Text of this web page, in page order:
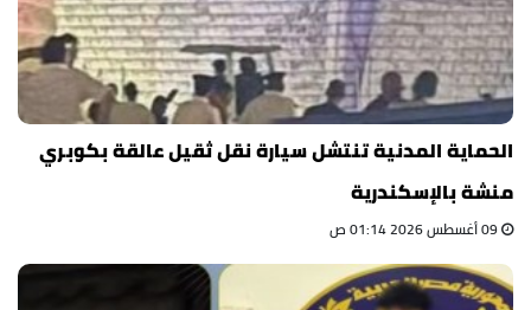
الحماية المدنية تنتشل سيارة نقل ثقيل عالقة بكوبري
منشة بالإسكندرية